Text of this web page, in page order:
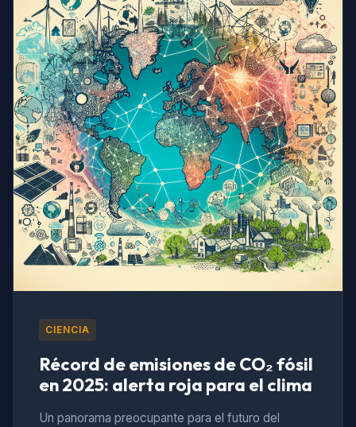
CIENCIA
Récord de emisiones de CO₂ fósil
en 2025: alerta roja para el clima
Un panorama preocupante para el futuro del